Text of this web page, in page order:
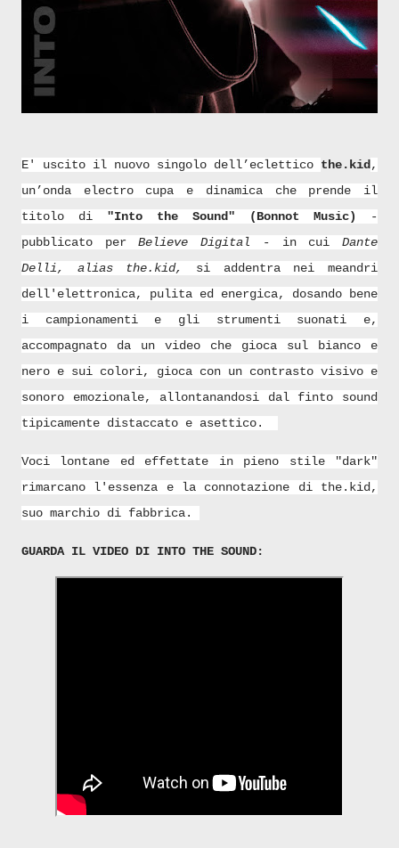
E' uscito il nuovo singolo dell’eclettico the.kid ,
un’onda electro cupa e dinamica che prende il
titolo di "Into the Sound" (Bonnot Music)
-
pubblicato perBelieve Digital - in cuiDante
Delli, alias the.kid,
si addentra nei meandri
dell'elettronica, pulita ed energica, dosando bene
i campionamenti e gli strumenti suonati e,
accompagnato da un video che gioca sul bianco e
nero e sui colori, gioca con un contrasto visivo e
sonoro emozionale, allontanandosi dal finto sound
tipicamente distaccato e asettico.
Voci lontane ed effettate in pieno stile "dark"
rimarcano l'essenza e la connotazione di the.kid,
suo marchio di fabbrica.
GUARDA IL VIDEO DI INTO THE SOUND: